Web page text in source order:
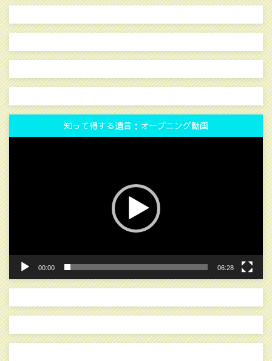
知って得する遺言：オープニング動画
動
画
プ
レ
ー
ヤ
ー
00:00 06:28